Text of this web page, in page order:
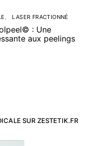
LASER FRACTIONNÉ
: Une
aux peelings
SUR ZESTETIK.FR